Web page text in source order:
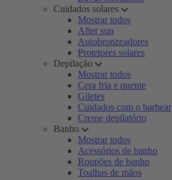
Cuidados solares
Mostrar todos
After sun
Autobronzeadores
Protetores solares
Depilação
Mostrar todos
Cera fria e quente
Giletes
Cuidados com o barbear
Creme depilatório
Banho
Mostrar todos
Acessórios de banho
Roupões de banho
Toalhas de mãos